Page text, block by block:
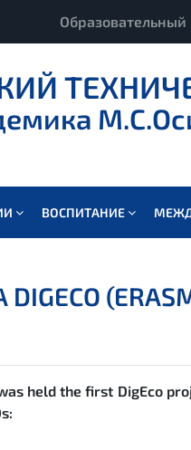
Образовательный
ВОСПИТАНИЕ
held the first DigEco